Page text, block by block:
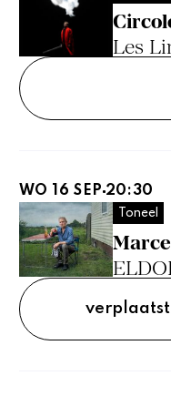
Les
Toneel
verplaatst
WO 16 SEP 20:30